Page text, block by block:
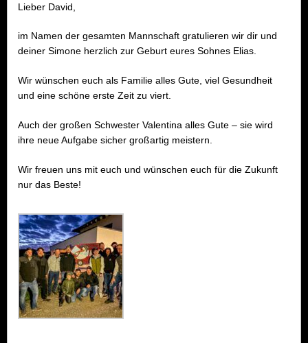
Lieber David,
im Namen der gesamten Mannschaft gratulieren wir dir und
deiner Simone herzlich zur Geburt eures Sohnes Elias.
Wir wünschen euch als Familie alles Gute, viel Gesundheit
und eine schöne erste Zeit zu viert.
Auch der großen Schwester Valentina alles Gute – sie wird
ihre neue Aufgabe sicher großartig meistern.
Wir freuen uns mit euch und wünschen euch für die Zukunft
nur das Beste!